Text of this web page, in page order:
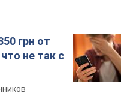
грн от
не так с